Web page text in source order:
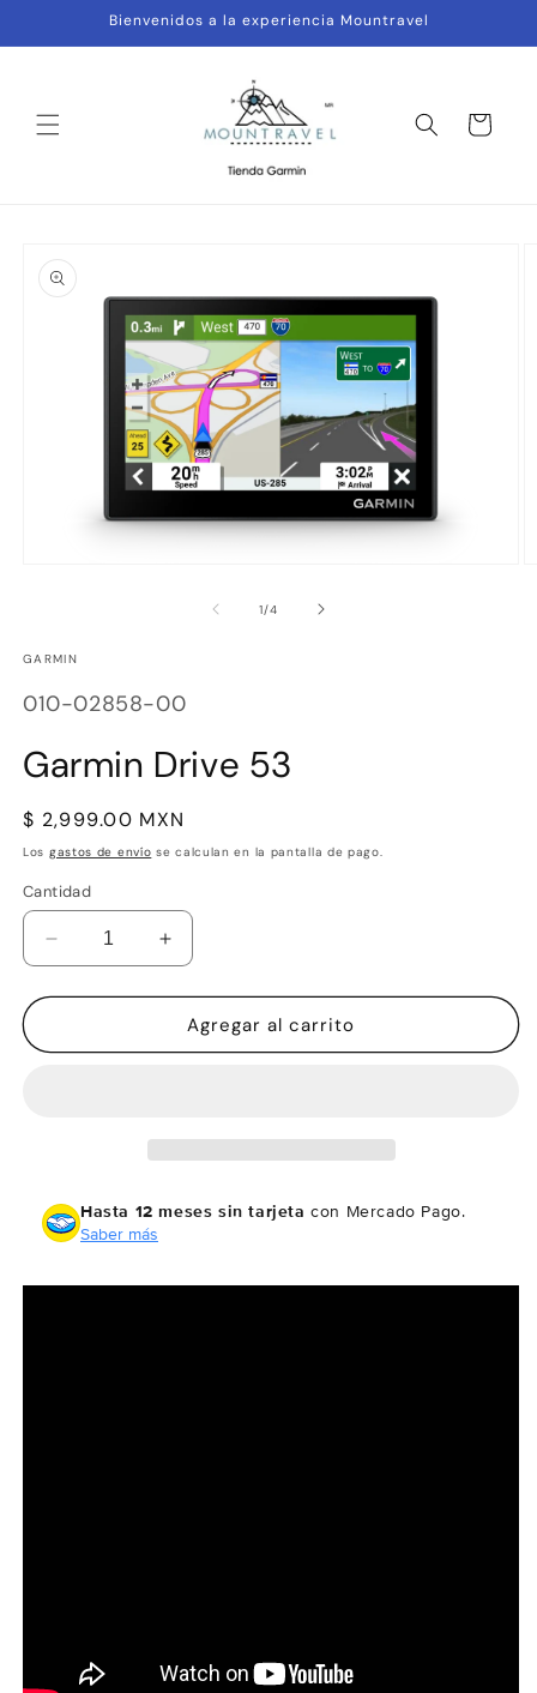
directamente
al contenido
Bienvenidos a la experiencia Mountravel
Carrito
información
del producto
una
modal
1/de
4
GARMIN
SKU:
010-02858-00
Garmin Drive 53
Precio
habitual
$ 2,999.00 MXN
Los gastos de envío se calculan en la pantalla de pago.
Cantidad
Reducir
cantidad
para
Drive
Aumentar
cantidad
para
Garmin
Drive
Agregar al carrito
Hasta 12 meses sin tarjeta con Mercado Pago.
Saber más